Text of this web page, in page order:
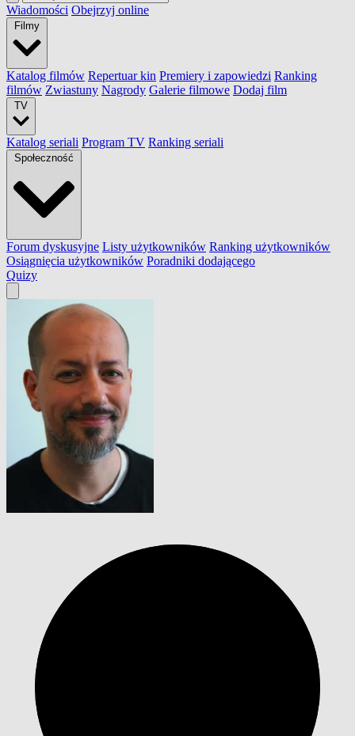
Wiadomości Obejrzyj online
Filmy
Katalog filmów Repertuar kin Premiery i zapowiedzi Ranking
filmów Zwiastuny Nagrody Galerie filmowe Dodaj film
TV
Katalog seriali Program TV Ranking seriali
Społeczność
Forum dyskusyjne Listy użytkowników Ranking użytkowników
Osiągnięcia użytkowników Poradniki dodającego
Quizy